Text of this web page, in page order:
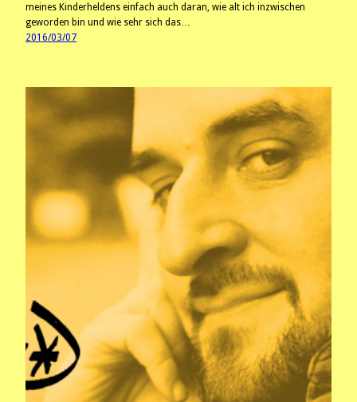
meines Kinderheldens einfach auch daran, wie alt ich inzwischen
geworden bin und wie sehr sich das…
2016/03/07